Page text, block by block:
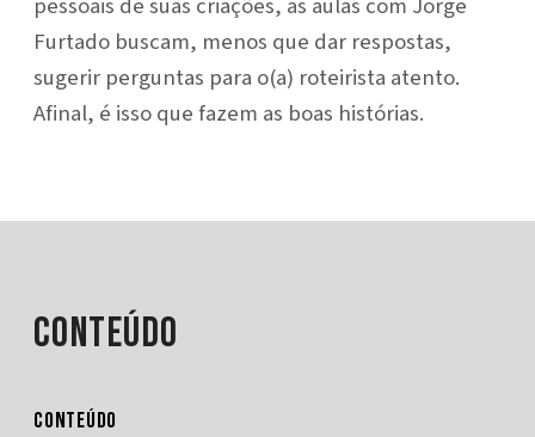
Furtado buscam, menos que dar respostas,
sugerir perguntas para o(a) roteirista atento.
Afinal, é isso que fazem as boas histórias.
Conteúdo
CONTEÚDO